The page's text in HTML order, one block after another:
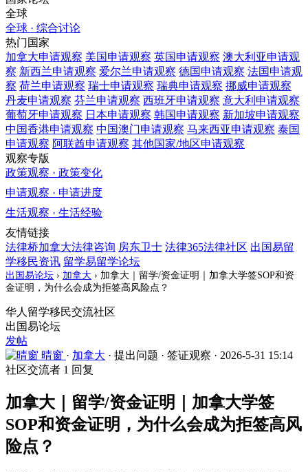
全球
全球 · 综合讨论
热门国家
加拿大申请观察 美国申请观察 英国申请观察 澳大利亚申请观
察 新西兰申请观察 爱尔兰申请观察 德国申请观察 法国申请观
察 荷兰申请观察 瑞士申请观察 瑞典申请观察 挪威申请观察
丹麦申请观察 芬兰申请观察 西班牙申请观察 意大利 申请观察
葡萄牙申请观察 日本申请观察 韩国申请观察 新加坡申请观察
中国香港申请观察 中国澳门申请观察 马来西亚申请观察 泰国
申请观察 阿联酋申请观察 其他国家/地区申请观察
观察专版
政策观察 · 政策变化
申请观察 · 申请进度
生活观察 · 生活经验
友情链接
法律桥加拿大法律咨询 房东卫士 法律365法律社区 出国易留
学移民资讯 留学易留学论坛
出国易论坛 › 加拿大 › 加拿大｜留学/资金证明｜加拿大学签SOP和资
金证明，为什么会成为拒签高风险点？
华人留学移民交流社区
出国易论坛
发帖
晴窗 · 加拿大 · 提出问题 · 签证观察 · 2026-5-31 15:14
社区交流者 1 回复
加拿大｜留学/资金证明｜加拿大学签
SOP和资金证明，为什么会成为拒签高风
险点？